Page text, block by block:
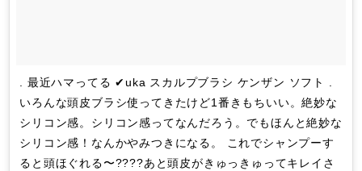
. 最近ハマってる ✔︎uka スカルプブラシ ケンザン ソフト .
いろんな頭皮ブラシ使ってきたけど1番きもちいい。絶妙な
シリコン感。シリコン感ってなんだろう。でもほんと絶妙な
シリコン感！なんかやみつきになる。 これでシャンプーす
ると頭ほぐれる〜????あと頭皮がきゅっきゅってキレイさ